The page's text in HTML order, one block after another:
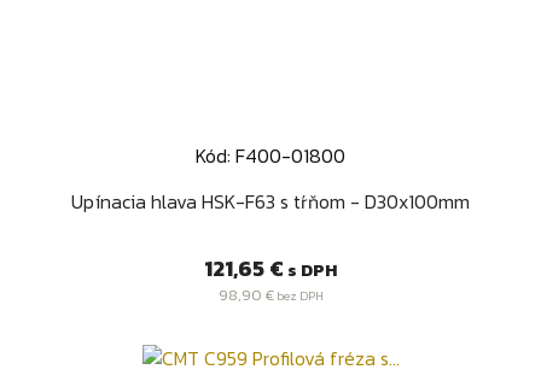
Kód: F400-01800
Upínacia hlava HSK-F63 s tŕňom - D30x100mm
Cena
121,65 € s DPH
98,90 €bez DPH